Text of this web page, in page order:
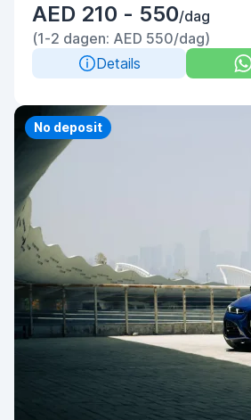
AED 210 - 550/dag
(1-2 dagen: AED 550/dag)
Details
No deposit